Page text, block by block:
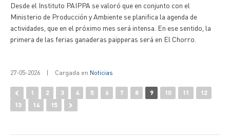
Desde el Instituto PAIPPA se valoró que en conjunto con el
Ministerio de Producción y Ambiente se planifica la agenda de
actividades, que en el próximo mes será intensa. En ese sentido, la
primera de las ferias ganaderas paipperas será en El Chorro.
27-05-2026 | Cargada en Noticias
1 2 3 4 5 6 7 8 9 10 11
12
13
14 15